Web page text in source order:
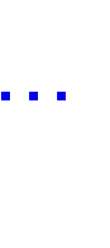
隐藏 高级运营经理